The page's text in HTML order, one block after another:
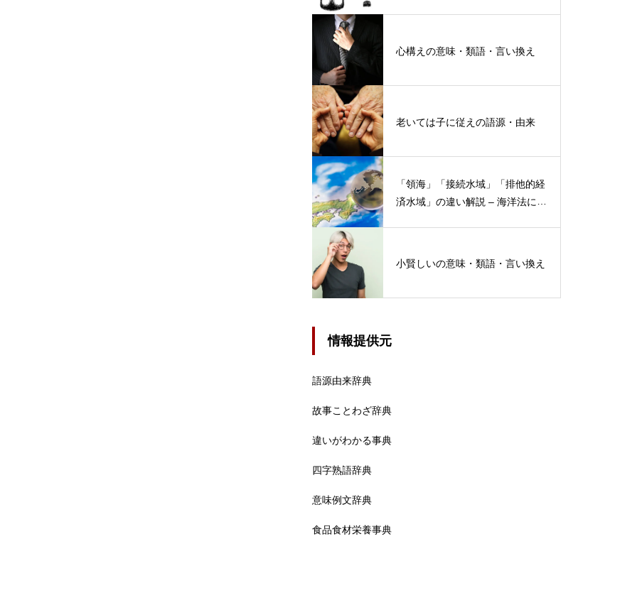
心構えの意味・類語・言い換え
老いては子に従えの語源・由来
「領海」「接続水域」「排他的経
済水域」の違い解説 – 海洋法にお
小賢しいの意味・類語・言い換え
情報提供元
語源由来辞典
故事ことわざ辞典
違いがわかる事典
四字熟語辞典
意味例文辞典
食品食材栄養事典